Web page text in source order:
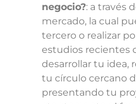
negocio?: a través
mercado, la cual
tercero o realizar
estudios recientes
desarrollar tu idea,
tu círculo cercano
presentando tu